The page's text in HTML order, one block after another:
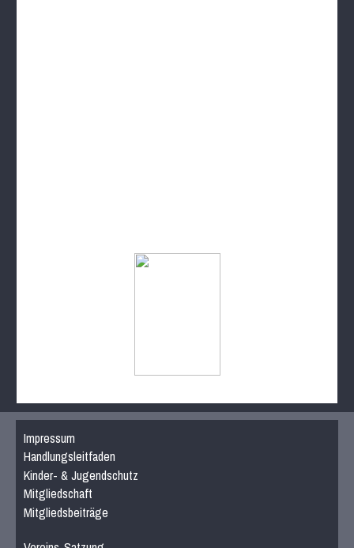
Impressum
Handlungsleitfaden
Kinder- & Jugendschutz
Mitgliedschaft
Mitgliedsbeiträge